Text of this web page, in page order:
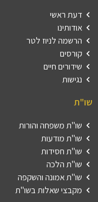
דעת ראשי
אודותינו
הרשמה לניוז לטר
קורסים
שידורים חיים
נגישות
שו"ת
שו"ת משפחה והורות
שו"ת מודעות
שו"ת חסידות
שו"ת הלכה
שו"ת אמונה והשקפה
מקבצי שאלות בשו"ת